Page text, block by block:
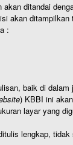
ditandai
akan
:
baik di dalam
) KBBI ini
layar yang
lengkap,